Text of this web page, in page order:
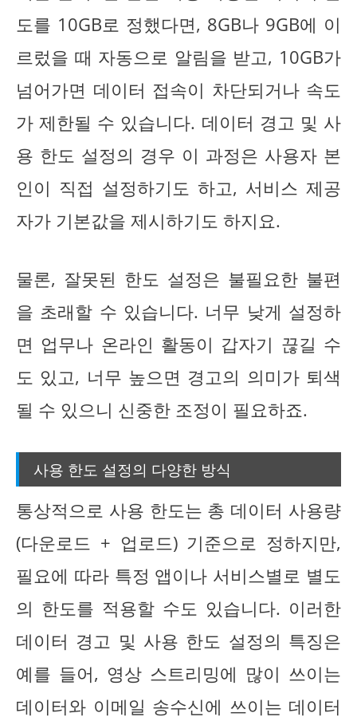
도를 10GB로 정했다면, 8GB나 9GB에 이
르렀을 때 자동으로 알림을 받고, 10GB가
넘어가면 데이터 접속이 차단되거나 속도
가 제한될 수 있습니다. 데이터 경고 및 사
용 한도 설정의 경우 이 과정은 사용자 본
인이 직접 설정하기도 하고, 서비스 제공
자가 기본값을 제시하기도 하지요.
물론, 잘못된 한도 설정은 불필요한 불편
을 초래할 수 있습니다. 너무 낮게 설정하
면 업무나 온라인 활동이 갑자기 끊길 수
도 있고, 너무 높으면 경고의 의미가 퇴색
될 수 있으니 신중한 조정이 필요하죠.
사용 한도 설정의 다양한 방식
통상적으로 사용 한도는 총 데이터 사용량
(다운로드 + 업로드) 기준으로 정하지만,
필요에 따라 특정 앱이나 서비스별로 별도
의 한도를 적용할 수도 있습니다. 이러한
데이터 경고 및 사용 한도 설정의 특징은
예를 들어, 영상 스트리밍에 많이 쓰이는
데이터와 이메일 송수신에 쓰이는 데이터